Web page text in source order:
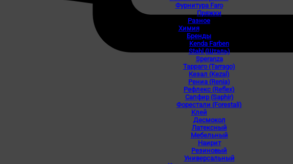
Фурнитура Faro
Пряжки
Разное
Химия
Бренды
Kenda Farben
Stahl (Шталь)
Speranza
Тарраго (Tarrago)
Кезал (Kezal)
Рениа (Renia)
Рефлекс (Reflex)
Сапфир (Saphir)
Форестали (Forestali)
Клей
Десмокол
Латексный
Мебельный
Наирит
Резиновый
Универсальный